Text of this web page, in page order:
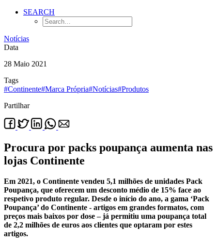
SEARCH
Notícias
Data
28 Maio 2021
Tags
#Continente#Marca Própria#Notícias#Produtos
Partilhar
Procura por packs poupança aumenta nas
lojas Continente
Em 2021, o Continente vendeu 5,1 milhões de unidades Pack
Poupança, que oferecem um desconto médio de 15% face ao
respetivo produto regular. Desde o início do ano, a gama ‘Pack
Poupança’ do Continente - artigos em grandes formatos, com
preços mais baixos por dose – já permitiu uma poupança total
de 2,2 milhões de euros aos clientes que optaram por estes
artigos.